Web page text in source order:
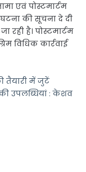
एवं पोस्टमार्टम
घटना की सूचना दे दी
रही है। पोस्टमार्टम
विधिक कार्रवाई
तैयारी में जुटें
उपलब्धियां : केशव